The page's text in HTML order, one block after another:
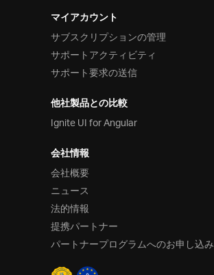
マイアカウント
サブスクリプションの管理
サポートアクティビティ
サポート要求の送信
他社製品との比較
Ignite UI for Angular
会社情報
会社概要
ニュース
法的情報
提携パートナー
パートナープログラムへのお申し込み